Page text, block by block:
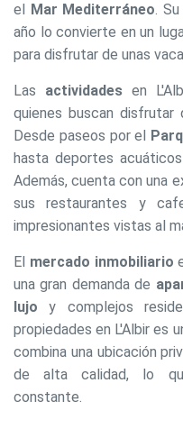
el
Mar Mediterráneo.
año lo convierte en un
para disfrutar de unas
Las actividades en
quienes buscan
Desde paseos por el
hasta deportes
Además, cuenta con una
sus restaurantes y
impresionantes vistas al
El mercado inmobiliario
una gran demanda de
lujo y complejos
propiedades en L'Albir es
combina una ubicación
de alta calidad, lo
constante.